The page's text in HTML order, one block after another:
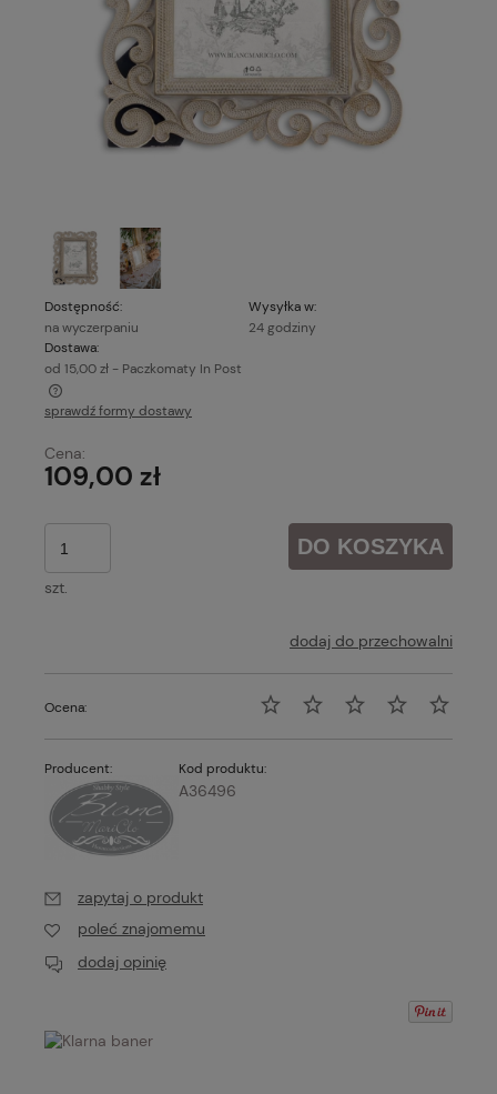
Dostępność:
na wyczerpaniu
Wysyłka w:
24 godziny
Dostawa:
od 15,00 zł - Paczkomaty In Post
Cena nie zawiera ewentualnych kosztów płatności
sprawdź formy dostawy
Cena:
109,00 zł
szt.
DO KOSZYKA
dodaj do przechowalni
Ocena:
Producent: Kod produktu:
A36496
zapytaj o produkt
poleć znajomemu
dodaj opinię